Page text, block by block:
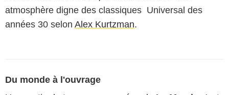
atmosphère digne des classiques Universal des
années 30 selon Alex Kurtzman.
Du monde à l'ouvrage